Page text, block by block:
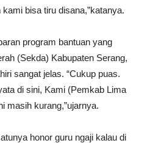
bisa tiru disana,”katanya.
program bantuan yang
(Sekda) Kabupaten Serang,
sangat jelas. “Cukup puas.
di sini, Kami (Pemkab Lima
masih kurang,”ujarnya.
honor guru ngaji kalau di